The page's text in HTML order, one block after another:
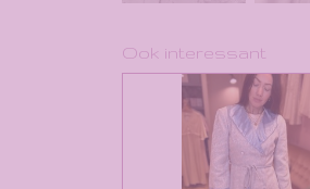
Ook interessant